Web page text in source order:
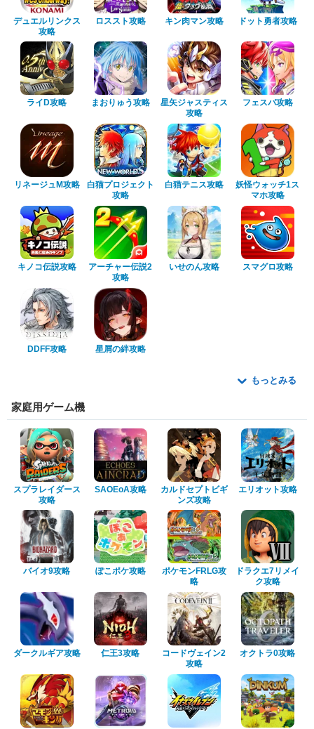
デュエルリンクス
攻略
ロススト攻略 キン肉マン攻略 ドット勇者攻略
ライD攻略 まおりゅう攻略
星矢ジャスティス
攻略
フェスバ攻略
リネージュM攻略
白猫プロジェクト
攻略
白猫テニス攻略
妖怪ウォッチ1ス
マホ攻略
キノコ伝説攻略
アーチャー伝説2
攻略
いせのん攻略 スマグロ攻略
DDFF攻略 星屑の絆攻略
もっとみる
家庭用ゲーム機
スプラレイダース
攻略
SAOEoA攻略
カルドセプトビギ
ンズ攻略
エリオット攻略
バイオ9攻略 ぽこポケ攻略
ポケモンFRLG攻
略
ドラクエ7リメイ
ク攻略
ダークルギア攻略 仁王3攻略
コードヴェイン2
攻略
オクトラ0攻略